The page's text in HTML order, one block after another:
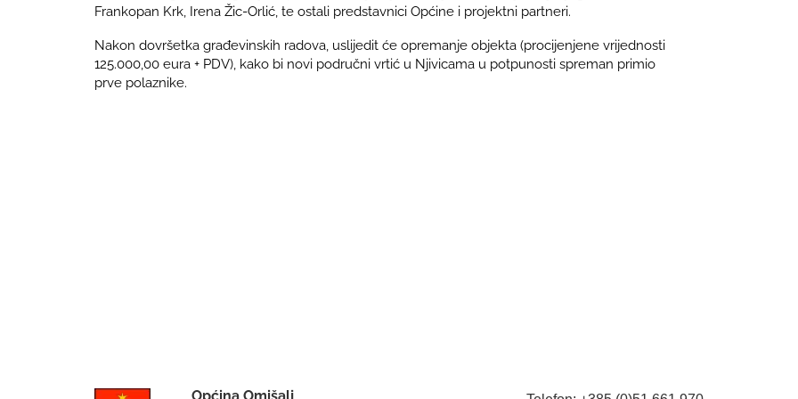
Frankopan Krk, Irena Žic-Orlić, te ostali predstavnici Općine i projektni partneri.
Nakon dovršetka građevinskih radova, uslijedit će opremanje objekta (procijenjene vrijednosti
125.000,00 eura + PDV), kako bi novi područni vrtić u Njivicama u potpunosti spreman primio
prve polaznike.